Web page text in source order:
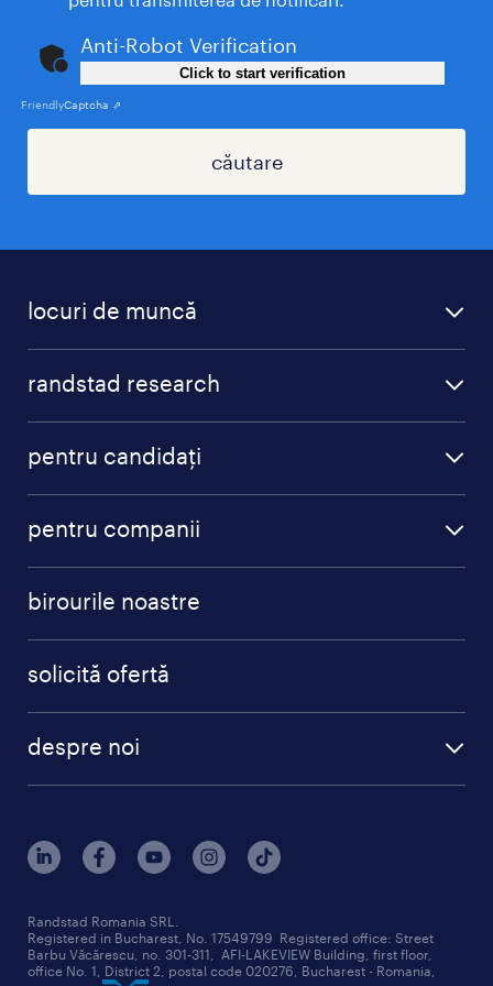
Anti-Robot Verification
Click to start verification
FriendlyCaptcha ⇗
căutareㅤ
locuri de muncă
randstad research
pentru candidați
pentru companii
birourile noastre
solicită ofertă
despre noi
Randstad Romania SRL.
Registered in Bucharest, No. 17549799 Registered office: Street
Barbu Văcărescu, no. 301-311, AFI-LAKEVIEW Building, first floor,
office No. 1, District 2, postal code 020276, Bucharest - Romania,